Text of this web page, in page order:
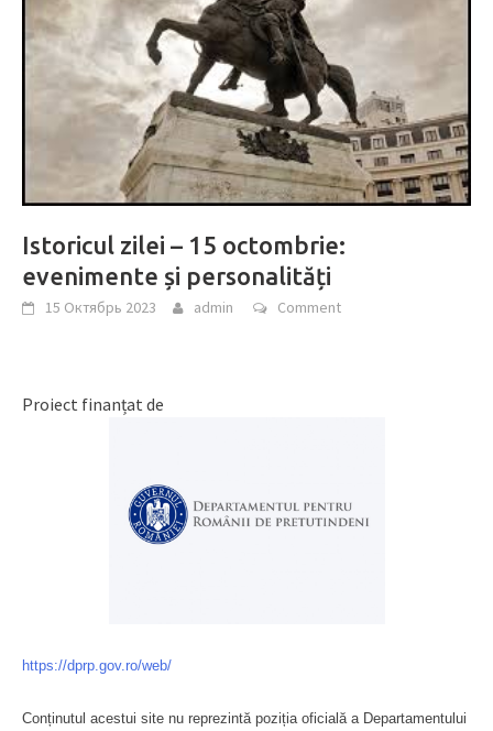
Istoricul zilei – 15 octombrie:
evenimente și personalități
15 Октябрь 2023 admin Comment
Proiect finanțat de
https://dprp.gov.ro/web/
Conținutul acestui site nu reprezintă poziția oficială a Departamentului